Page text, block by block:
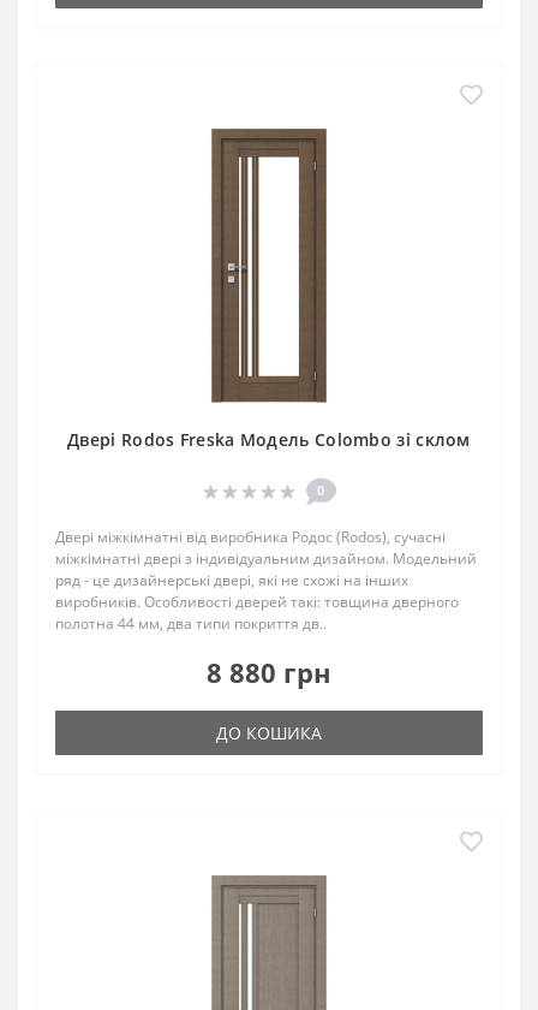
Двері Rodos Freska Модель Colombo зі склом
0
Двері міжкімнатні від виробника Родос (Rodos), сучасні
міжкімнатні двері з індивідуальним дизайном. Модельний
ряд - це дизайнерські двері, які не схожі на інших
виробників. Особливості дверей такі: товщина дверного
полотна 44 мм, два типи покриття дв..
8 880 грн
ДО КОШИКА